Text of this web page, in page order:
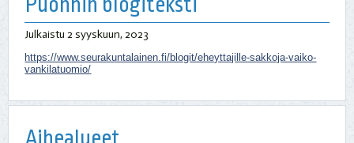
Puonnin blogiteksti
Julkaistu2 syyskuun, 2023
https://www.seurakuntalainen.fi/blogit/eheyttajille-sakkoja-vaiko-
vankilatuomio/